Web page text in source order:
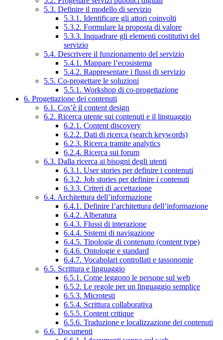
5.3. Definire il modello di servizio
5.3.1. Identificare gli attori coinvolti
5.3.2. Formulare la proposta di valore
5.3.3. Inquadrare gli elementi costitutivi del
servizio
5.4. Descrivere il funzionamento del servizio
5.4.1. Mappare l’ecosistema
5.4.2. Rappresentare i flussi di servizio
5.5. Co-progettare le soluzioni
5.5.1. Workshop di co-progettazione
6. Progettazione dei contenuti
6.1. Cos’è il content design
6.2. Ricerca utente sui contenuti e il linguaggio
6.2.1. Content discovery
6.2.2. Dati di ricerca (search keywords)
6.2.3. Ricerca tramite analytics
6.2.4. Ricerca sui forum
6.3. Dalla ricerca ai bisogni degli utenti
6.3.1. User stories per definire i contenuti
6.3.2. Job stories per definire i contenuti
6.3.3. Criteri di accettazione
6.4. Architettura dell’informazione
6.4.1. Definire l’architettura dell’informazione
6.4.2. Alberatura
6.4.3. Flussi di interazione
6.4.4. Sistemi di navigazione
6.4.5. Tipologie di contenuto (content type)
6.4.6. Ontologie e standard
6.4.7. Vocabolari controllati e tassonomie
6.5. Scrittura e linguaggio
6.5.1. Come leggono le persone sul web
6.5.2. Le regole per un linguaggio semplice
6.5.3. Microtesti
6.5.4. Scrittura collaborativa
6.5.5. Content critique
6.5.6. Traduzione e localizzazione dei contenuti
6.6. Documenti